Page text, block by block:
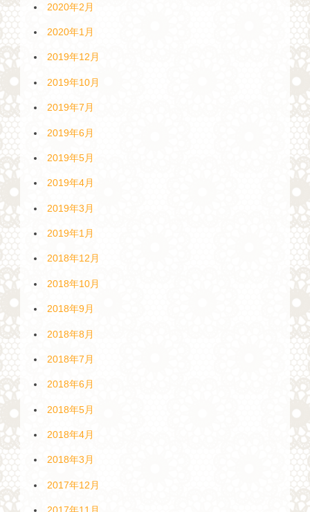
2020年2月
2020年1月
2019年12月
2019年10月
2019年7月
2019年6月
2019年5月
2019年4月
2019年3月
2019年1月
2018年12月
2018年10月
2018年9月
2018年8月
2018年7月
2018年6月
2018年5月
2018年4月
2018年3月
2017年12月